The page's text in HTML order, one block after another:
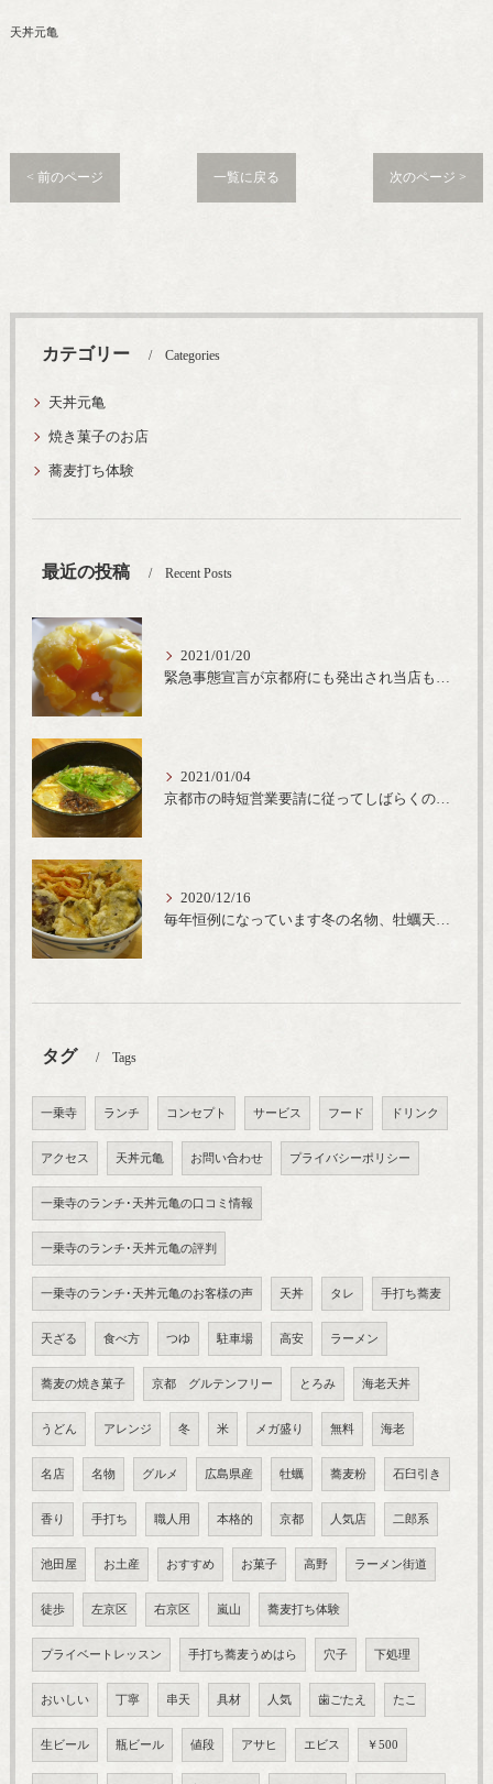
天丼元亀
< 前のページ 一覧に戻る 次のページ >
カテゴリー Categories
天丼元亀
焼き菓子のお店
蕎麦打ち体験
最近の投稿 Recent Posts
2021/01/20
2021/01/04
京都市の時短営業要請に従ってしばらくの間20時までの営業とさせていただいております。寒い時期には温かいお蕎麦がおすすめ
2020/12/16
タグ Tags
一乗寺 ランチ コンセプト サービス フード ドリンク
アクセス 天丼元亀 お問い合わせ プライバシーポリシー
一乗寺のランチ･天丼元亀の口コミ情報
一乗寺のランチ･天丼元亀の評判
一乗寺のランチ･天丼元亀のお客様の声 天丼 タレ 手打ち蕎麦
天ざる 食べ方 つゆ 駐車場 高安 ラーメン
蕎麦の焼き菓子 京都 グルテンフリー とろみ 海老天丼
うどん アレンジ 冬 米 メガ盛り 無料 海老
名店 名物 グルメ 広島県産 牡蠣 蕎麦粉 石臼引き
香り 手打ち 職人用 本格的 京都 人気店 二郎系
池田屋 お土産 おすすめ お菓子 高野 ラーメン街道
徒歩 左京区 右京区 嵐山 蕎麦打ち体験
プライベートレッスン 手打ち蕎麦うめはら 穴子 下処理
おいしい 丁寧 串天 具材 人気 歯ごたえ たこ
生ビール 瓶ビール 値段 アサヒ エビス ￥500